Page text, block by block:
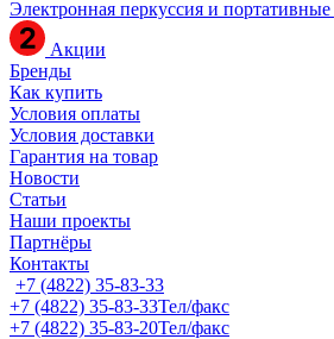
Электронная перкуссия и портативные
Акции
Бренды
Как купить
Условия оплаты
Условия доставки
Гарантия на товар
Новости
Статьи
Наши проекты
Партнёры
Контакты
+7 (4822) 35-83-33
+7 (4822) 35-83-33Тел/факс
+7 (4822) 35-83-20Тел/факс